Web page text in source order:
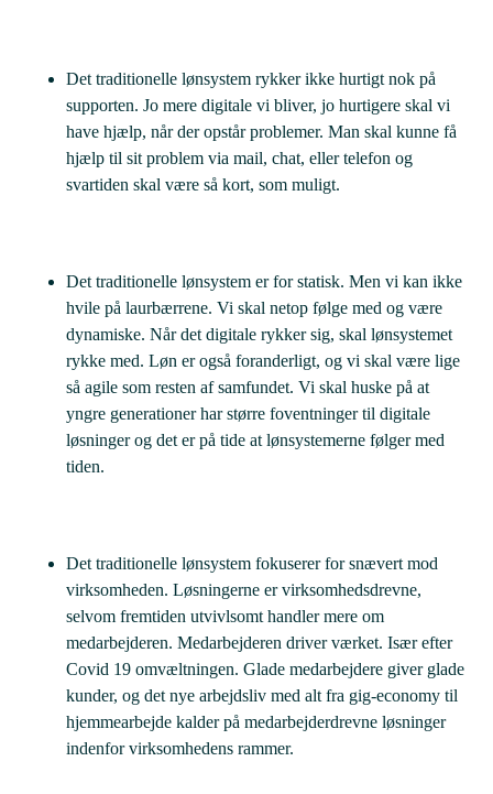
Det traditionelle lønsystem rykker ikke hurtigt nok på
supporten. Jo mere digitale vi bliver, jo hurtigere skal vi
have hjælp, når der opstår problemer. Man skal kunne få
hjælp til sit problem via mail, chat, eller telefon og
svartiden skal være så kort, som muligt.
Det traditionelle lønsystem er for statisk. Men vi kan ikke
hvile på laurbærrene. Vi skal netop følge med og være
dynamiske. Når det digitale rykker sig, skal lønsystemet
rykke med. Løn er også foranderligt, og vi skal være lige
så agile som resten af samfundet. Vi skal huske på at
yngre generationer har større foventninger til digitale
løsninger og det er på tide at lønsystemerne følger med
tiden.
Det traditionelle lønsystem fokuserer for snævert mod
virksomheden. Løsningerne er virksomhedsdrevne,
selvom fremtiden utvivlsomt handler mere om
medarbejderen. Medarbejderen driver værket. Især efter
Covid 19 omvæltningen. Glade medarbejdere giver glade
kunder, og det nye arbejdsliv med alt fra gig-economy til
hjemmearbejde kalder på medarbejderdrevne løsninger
indenfor virksomhedens rammer.